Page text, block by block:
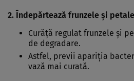
2. Îndepărtează frunzele și
Curăță regulat frunzele și
de degradare.
Astfel, previi apariția
vază mai curată.